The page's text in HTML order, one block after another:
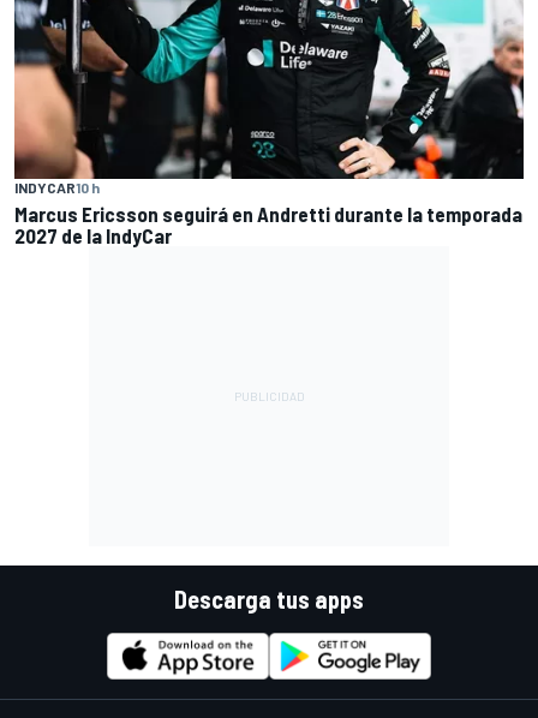
INDYCAR10 h
Marcus Ericsson seguirá en Andretti durante la temporada
2027 de la IndyCar
Descarga tus apps